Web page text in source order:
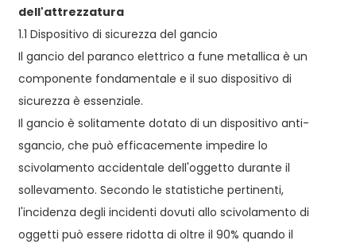
dell'attrezzatura
1.1 Dispositivo di sicurezza del gancio
Il gancio del paranco elettrico a fune metallica è un
componente fondamentale e il suo dispositivo di
sicurezza è essenziale.
Il gancio è solitamente dotato di un dispositivo anti-
sgancio, che può efficacemente impedire lo
scivolamento accidentale dell'oggetto durante il
sollevamento. Secondo le statistiche pertinenti,
l'incidenza degli incidenti dovuti allo scivolamento di
oggetti può essere ridotta di oltre il 90% quando il